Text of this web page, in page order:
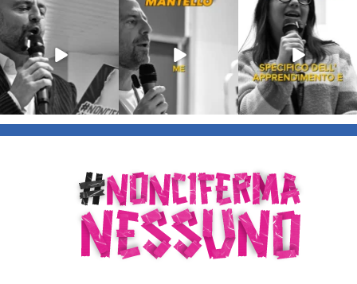
Lug 9
54
Giu 21 Giu 18
871